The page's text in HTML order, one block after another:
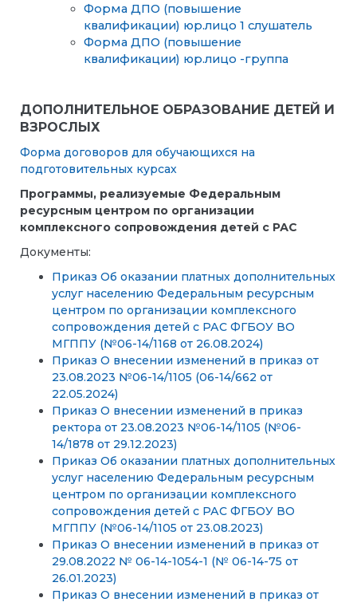
Форма ДПО (повышение
квалификации) юр.лицо 1 слушатель
Форма ДПО (повышение
квалификации) юр.лицо -группа
ДОПОЛНИТЕЛЬНОЕ ОБРАЗОВАНИЕ ДЕТЕЙ И
ВЗРОСЛЫХ
Форма договоров для обучающихся на
подготовительных курсах
Программы, реализуемые Федеральным
ресурсным центром по организации
комплексного сопровождения детей с РАС
Документы:
Приказ Об оказании платных дополнительных
услуг населению Федеральным ресурсным
центром по организации комплексного
сопровождения детей с РАС ФГБОУ ВО
МГППУ (№06-14/1168 от 26.08.2024)
Приказ О внесении изменений в приказ от
23.08.2023 №06-14/1105 (06-14/662 от
22.05.2024)
Приказ О внесении изменений в приказ
ректора от 23.08.2023 №06-14/1105 (№06-
14/1878 от 29.12.2023)
Приказ Об оказании платных дополнительных
услуг населению Федеральным ресурсным
центром по организации комплексного
сопровождения детей с РАС ФГБОУ ВО
МГППУ (№06-14/1105 от 23.08.2023)
Приказ О внесении изменений в приказ от
29.08.2022 № 06-14-1054-1 (№ 06-14-75 от
26.01.2023)
Приказ О внесении изменений в приказ от